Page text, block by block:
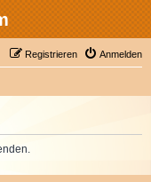
Anmelden
Registrieren